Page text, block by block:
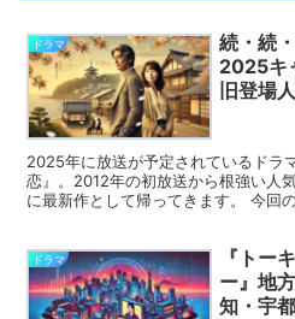
ドラマ
続・続
2025キ
旧登場
2025年に放送が予定されているドラ
恋』。2012年の初放送から根強い人
に最新作として帰ってきます。 今回
ドラマ
『トー
ー』地
知・宇